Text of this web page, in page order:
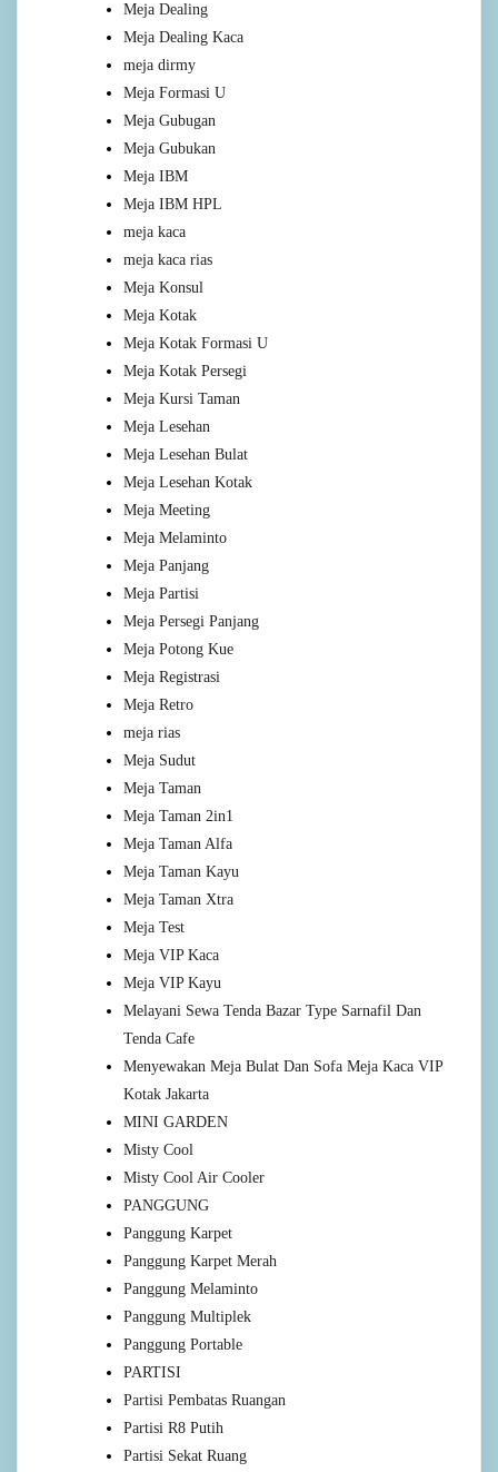
Meja Dealing
Meja Dealing Kaca
meja dirmy
Meja Formasi U
Meja Gubugan
Meja Gubukan
Meja IBM
Meja IBM HPL
meja kaca
meja kaca rias
Meja Konsul
Meja Kotak
Meja Kotak Formasi U
Meja Kotak Persegi
Meja Kursi Taman
Meja Lesehan
Meja Lesehan Bulat
Meja Lesehan Kotak
Meja Meeting
Meja Melaminto
Meja Panjang
Meja Partisi
Meja Persegi Panjang
Meja Potong Kue
Meja Registrasi
Meja Retro
meja rias
Meja Sudut
Meja Taman
Meja Taman 2in1
Meja Taman Alfa
Meja Taman Kayu
Meja Taman Xtra
Meja Test
Meja VIP Kaca
Meja VIP Kayu
Melayani Sewa Tenda Bazar Type Sarnafil Dan
Tenda Cafe
Menyewakan Meja Bulat Dan Sofa Meja Kaca VIP
Kotak Jakarta
MINI GARDEN
Misty Cool
Misty Cool Air Cooler
PANGGUNG
Panggung Karpet
Panggung Karpet Merah
Panggung Melaminto
Panggung Multiplek
Panggung Portable
PARTISI
Partisi Pembatas Ruangan
Partisi R8 Putih
Partisi Sekat Ruang